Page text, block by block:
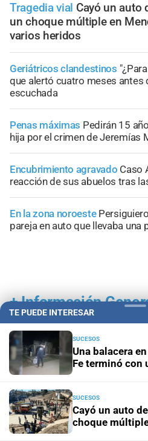
Tragedia vial Cayó un auto
un choque múltiple en
varios heridos
Geriátricos clandestinos
que alertó cuatro meses antes
escuchada
Penas máximas Pedirán 15
hija por el crimen de Jeremías
Encubrimiento agravado Caso
reacción de sus abuelos tras
En la zona noroeste
pareja en auto que llevaba
+Información
TE PUEDE INTERESAR
SUCESOS
Una balacera
Fe terminó con
SUCESOS
Cayó un auto
choque